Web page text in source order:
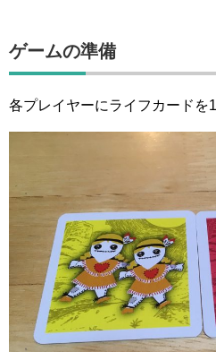
ゲームの準備
各プレイヤーにライフカードを